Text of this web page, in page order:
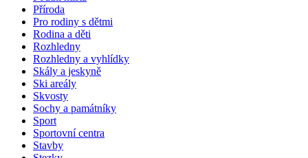
Příroda
Pro rodiny s dětmi
Rodina a děti
Rozhledny
Rozhledny a vyhlídky
Skály a jeskyně
Ski areály
Skvosty
Sochy a památníky
Sport
Sportovní centra
Stavby